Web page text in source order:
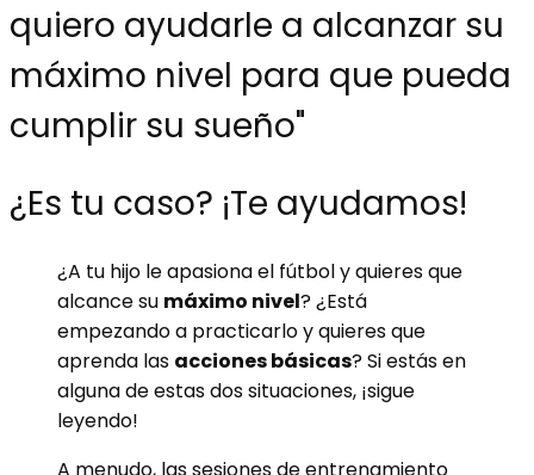
quiero ayudarle a alcanzar su
máximo nivel para que pueda
cumplir su sueño"
¿Es tu caso? ¡Te ayudamos!
¿A tu hijo le apasiona el fútbol y quieres que
alcance su máximo nivel? ¿Está
empezando a practicarlo y quieres que
aprenda las accionesbásicas? Si estás en
alguna de estas dos situaciones, ¡sigue
leyendo!